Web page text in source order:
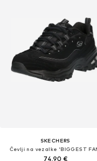
SKECHERS
Čevlji na vezalke 'BIGGEST
74,90 €